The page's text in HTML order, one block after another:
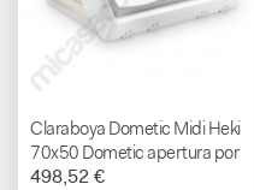
Claraboya Dometic Midi Heki
70x50 Dometic apertura por
barra
498,52 €